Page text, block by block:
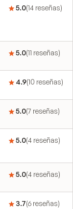
5.0(14 reseñas)
5.0(11 reseñas)
4.9(10 reseñas)
5.0(7 reseñas)
5.0(4 reseñas)
5.0(4 reseñas)
3.7(6 reseñas)